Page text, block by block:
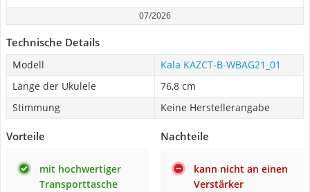
07/2026
Technische Details
Modell
Kala ‎KAZCT-B-WBAG21_01
Länge der Ukulele
76,8 cm
Stimmung
Keine Herstellerangabe
Vorteile
mit hochwertiger
Transporttasche
Nachteile
kann nicht an einen
Verstärker